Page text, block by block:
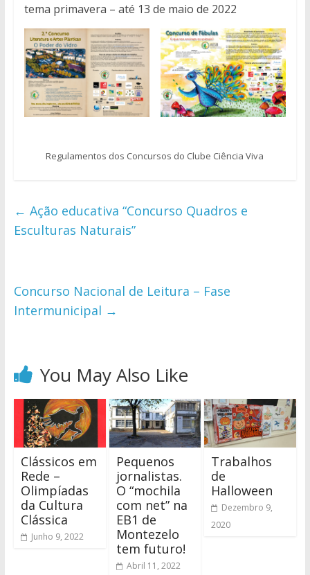
tema primavera – até 13 de maio de 2022
Regulamentos dos Concursos do Clube Ciência Viva
← Ação educativa “Concurso Quadros e
Esculturas Naturais”
Concurso Nacional de Leitura – Fase
Intermunicipal →
You May Also Like
Clássicos em
Rede –
Olimpíadas
da Cultura
Clássica
Junho 9, 2022
Pequenos
jornalistas.
O “mochila
com net” na
EB1 de
Montezelo
tem futuro!
Abril 11, 2022
Trabalhos
de
Halloween
Dezembro 9,
2020